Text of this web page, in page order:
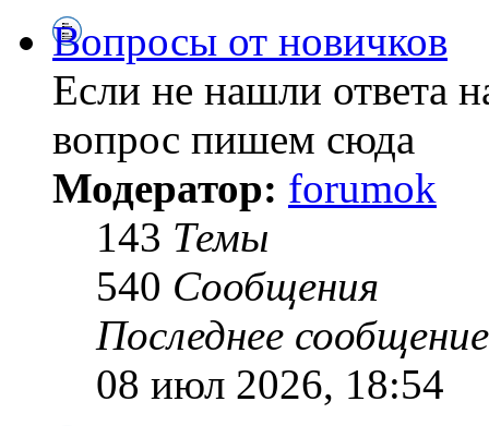
Вопросы от новичков
Если не нашли ответа
вопрос пишем сюда
Модератор: forumok
143 Темы
540 Сообщения
Последнее сообщение
08 июл 2026, 18:54